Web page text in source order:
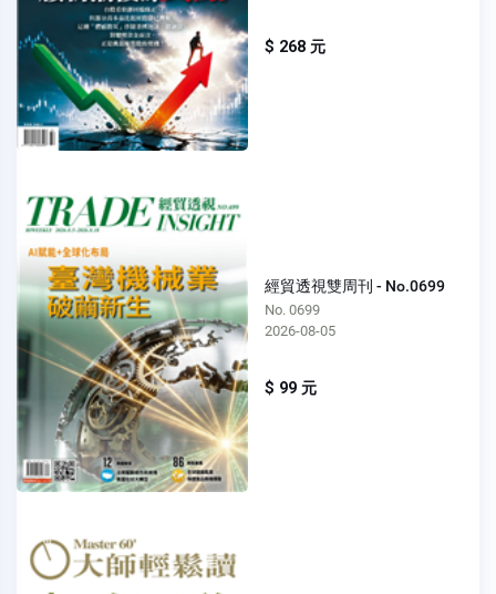
$ 268 元
經貿透視雙周刊 - No.0699
No. 0699
2026-08-05
$ 99 元